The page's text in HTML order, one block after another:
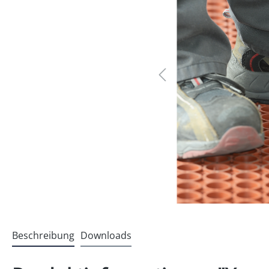
Beschreibung Downloads